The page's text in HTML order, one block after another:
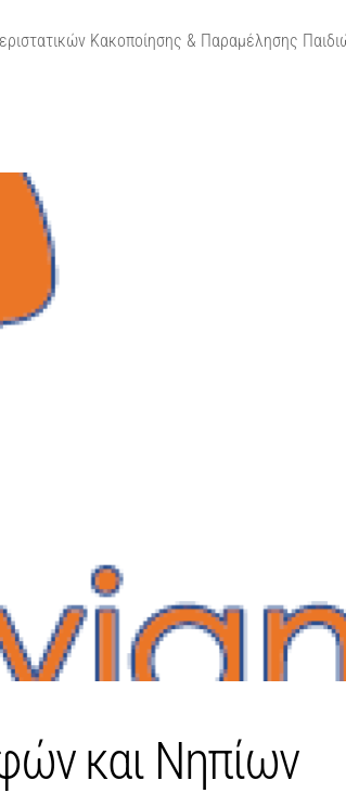
Κακοποίησης & Παραμέλησης
και Νηπίων